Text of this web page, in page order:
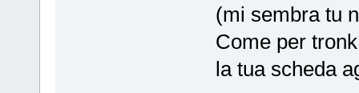
(mi sembra tu
Come per
la tua scheda